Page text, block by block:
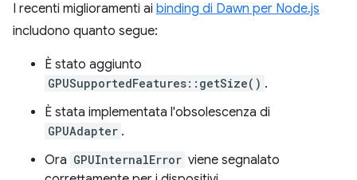
I recenti miglioramenti ai binding di Dawn per Node.js
includono quanto segue:
È stato aggiunto
GPUSupportedFeatures::getSize() .
È stata implementata l'obsolescenza di
GPUAdapter .
Ora GPUInternalError viene segnalato